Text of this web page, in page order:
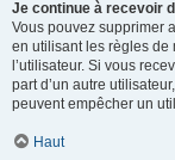
Je continue à recevoir
Vous pouvez supprimer
en utilisant les règles de
l’utilisateur. Si vous
part d’un autre
peuvent empêcher un
Haut